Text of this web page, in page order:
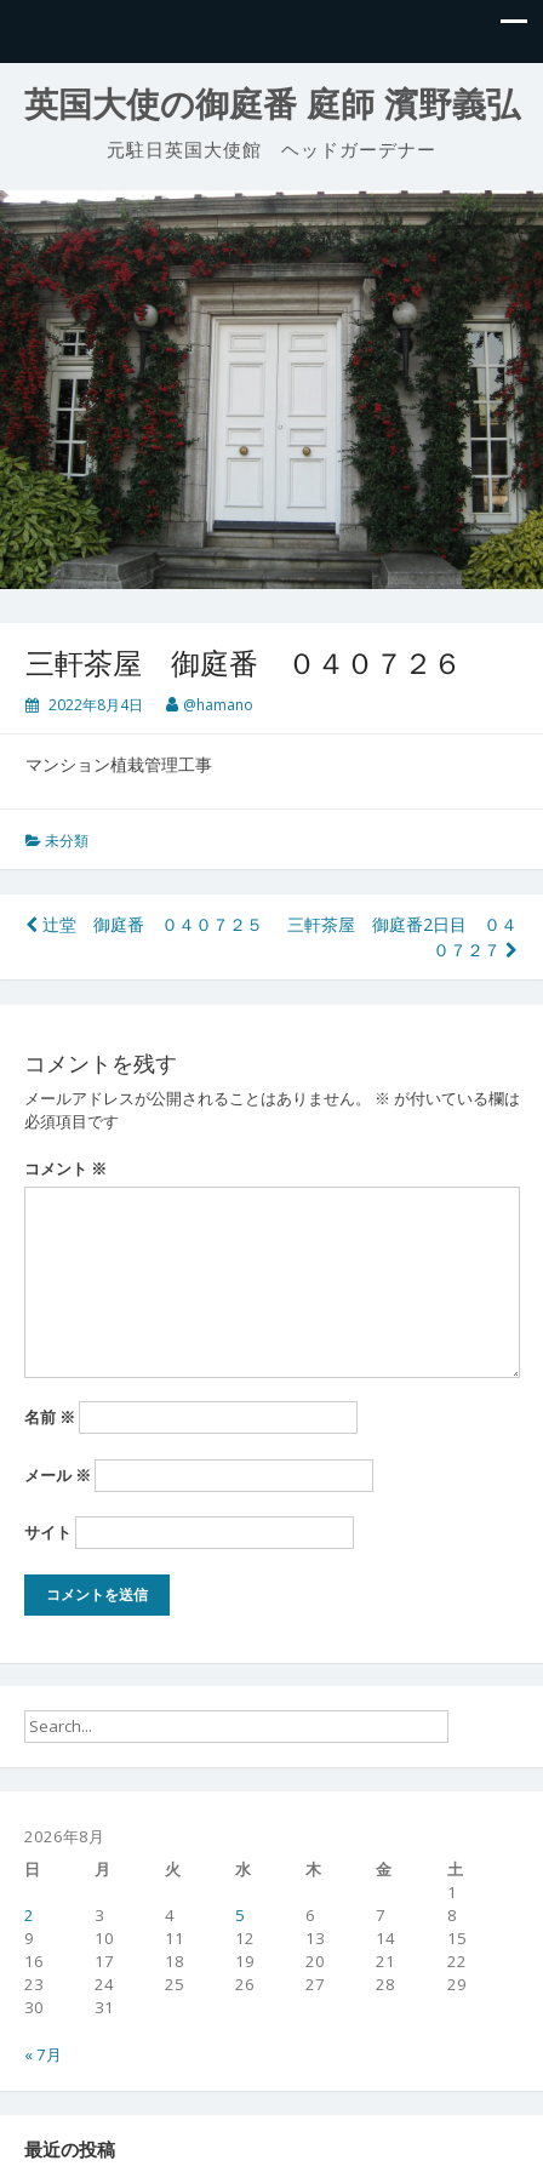
英国大使の御庭番 庭師 濱野義弘
元駐日英国大使館 ヘッドガーデナー
三軒茶屋 御庭番 ０４０７２６
2022年8月4日 @hamano
マンション植栽管理工事
未分類
投
稿
ビ
ゲ
ー
シ
辻堂 御庭番 ０４０７２５
三軒茶屋 御庭番2日目 ０４
０７２７
コメントを残す
メールアドレスが公開されることはありません。 ※ が付いている欄は
必須項目です
コメント ※
名前 ※
メール ※
サイト
2026年8月
日
月 火 水 木 金
土
1
2
3 4 5 6 7
8
9
10 11 12 13 14
15
16
17 18 19 20 21
22
23
24 25 26 27 28
29
30
31
« 7月
最近の投稿